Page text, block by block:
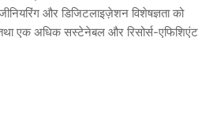
और डिजिटलाइज़ेशन विशेषज्ञता को
एक अधिक सस्टेनेबल और रिसोर्स-एफिशिएंट